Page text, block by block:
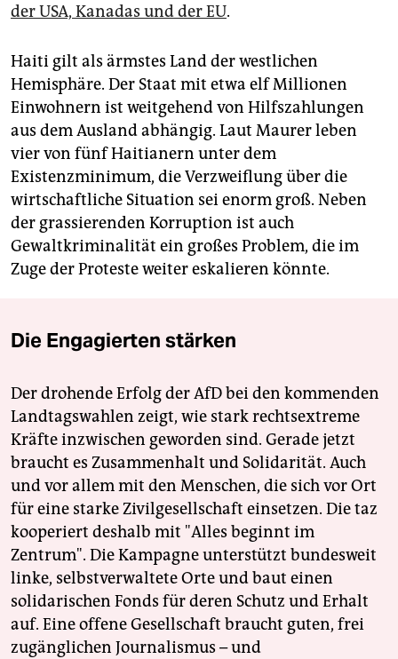
der USA, Kanadas und der EU.
Haiti gilt als ärmstes Land der westlichen
Hemisphäre. Der Staat mit etwa elf Millionen
Einwohnern ist weitgehend von Hilfszahlungen
aus dem Ausland abhängig. Laut Maurer leben
vier von fünf Haitianern unter dem
Existenzminimum, die Verzweiflung über die
wirtschaftliche Situation sei enorm groß. Neben
der grassierenden Korruption ist auch
Gewaltkriminalität ein großes Problem, die im
Zuge der Proteste weiter eskalieren könnte.
Die Engagierten stärken
Der drohende Erfolg der AfD bei den kommenden
Landtagswahlen zeigt, wie stark rechtsextreme
Kräfte inzwischen geworden sind. Gerade jetzt
braucht es Zusammenhalt und Solidarität. Auch
und vor allem mit den Menschen, die sich vor Ort
für eine starke Zivilgesellschaft einsetzen. Die taz
kooperiert deshalb mit "Alles beginnt im
Zentrum". Die Kampagne unterstützt bundesweit
linke, selbstverwaltete Orte und baut einen
solidarischen Fonds für deren Schutz und Erhalt
auf. Eine offene Gesellschaft braucht guten, frei
zugänglichen Journalismus – und